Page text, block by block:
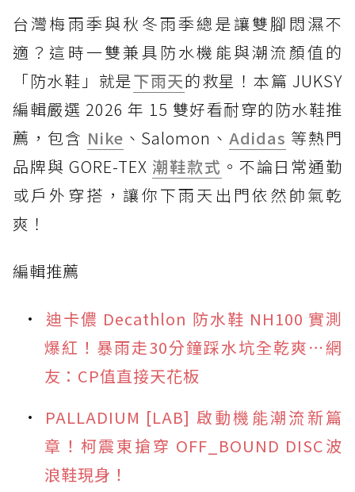
台灣梅雨季與秋冬雨季總是讓雙腳悶濕不
適？這時一雙兼具防水機能與潮流顏值的
「防水鞋」就是下雨天的救星！本篇 JUKSY
編輯嚴選 2026 年 15 雙好看耐穿的防水鞋推
薦，包含 Nike 、Salomon、Adidas 等熱門
品牌與 GORE-TEX 潮鞋款式 。不論日常通勤
或戶外穿搭，讓你下雨天出門依然帥氣乾
爽！
編輯推薦
迪卡儂 Decathlon 防水鞋 NH100 實測
爆紅！暴雨走30分鐘踩水坑全乾爽⋯網
友：CP值直接天花板
PALLADIUM [LAB] 啟動機能潮流新篇
章！柯震東搶穿 OFF_BOUND DISC波
浪鞋現身！